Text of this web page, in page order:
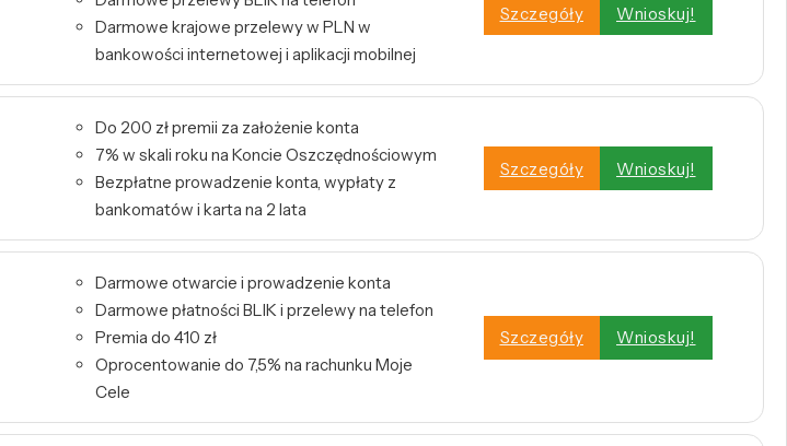
Darmowe krajowe przelewy w PLN w
bankowości internetowej i aplikacji mobilnej
Szczegóły Wnioskuj!
Do 200 zł premii za założenie konta
7% w skali roku na Koncie Oszczędnościowym
Bezpłatne prowadzenie konta, wypłaty z
bankomatów i karta na 2 lata
Szczegóły Wnioskuj!
Darmowe otwarcie i prowadzenie konta
Darmowe płatności BLIK i przelewy na telefon
Premia do 410 zł
Oprocentowanie do 7,5% na rachunku Moje
Cele
Szczegóły Wnioskuj!